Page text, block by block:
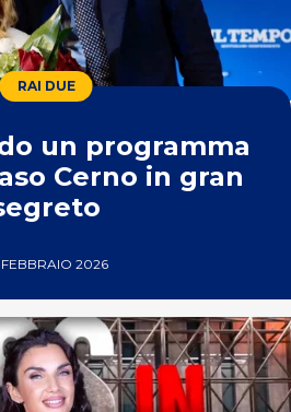
RAI DUE
un programma
Cerno in gran
FEBBRAIO 2026